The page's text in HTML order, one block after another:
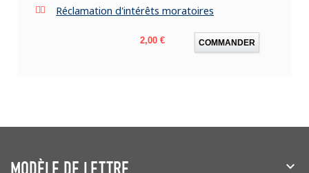
Réclamation d'intérêts moratoires
Prix
2,00 € COMMANDER